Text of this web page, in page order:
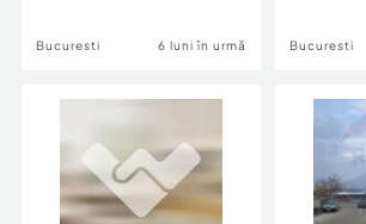
Bucuresti 6 luni în urmă Bucuresti